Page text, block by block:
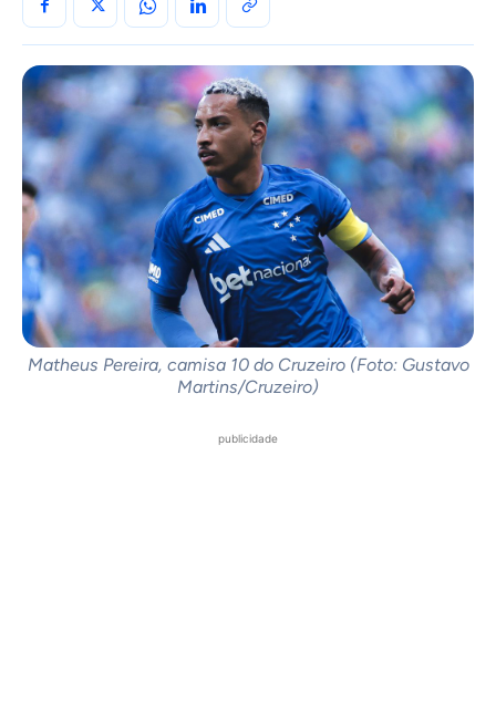
Matheus Pereira, camisa 10 do Cruzeiro (Foto: Gustavo
Martins/Cruzeiro)
publicidade